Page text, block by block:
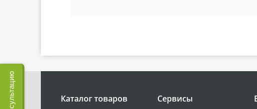
Каталог товаров Сервисы